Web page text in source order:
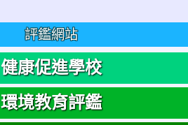
評鑑網站
健康促進學校
環境教育評鑑